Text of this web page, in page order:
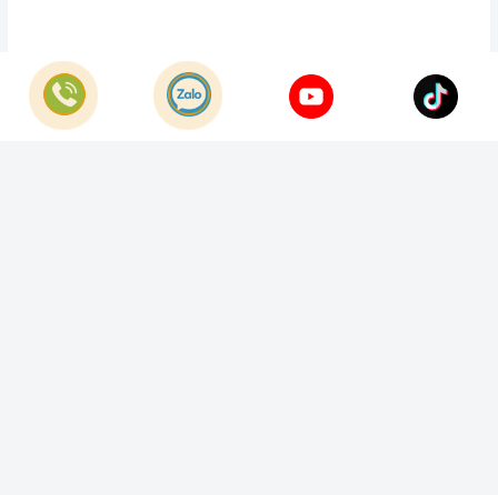
© Bản quyền thuộc vềCông Ty TNHH Home Best Việt Nam
Cung cấp bởi
Sapo